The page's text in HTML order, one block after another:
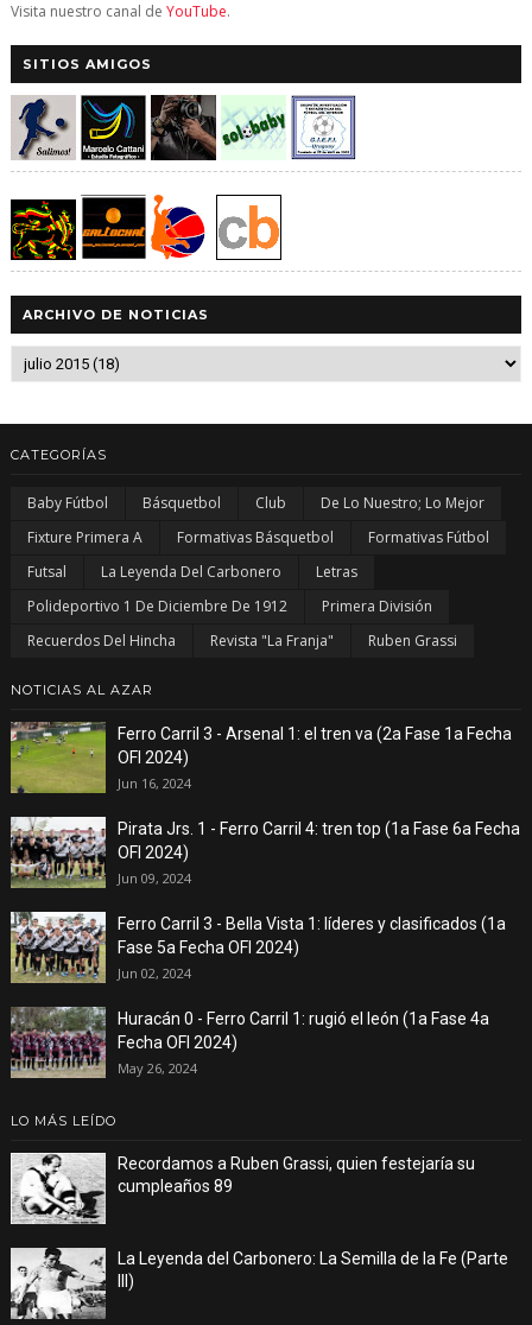
Visita nuestro canal de YouTube.
SITIOS AMIGOS
ARCHIVO DE NOTICIAS
CATEGORÍAS
Baby Fútbol Básquetbol Club
De Lo Nuestro; Lo Mejor
Fixture Primera A
Formativas Básquetbol
Formativas Fútbol
Futsal
La Leyenda Del Carbonero
Letras
Polideportivo 1 De Diciembre De 1912
Primera División
Recuerdos Del Hincha
Revista "La Franja" Ruben Grassi
NOTICIAS AL AZAR
Ferro Carril 3 - Arsenal 1: el tren va (2a Fase 1a Fecha
OFI 2024)
Jun 16, 2024
Pirata Jrs. 1 - Ferro Carril 4: tren top (1a Fase 6a Fecha
OFI 2024)
Jun 09, 2024
Ferro Carril 3 - Bella Vista 1: líderes y clasificados (1a
Fase 5a Fecha OFI 2024)
Jun 02, 2024
Huracán 0 - Ferro Carril 1: rugió el león (1a Fase 4a
Fecha OFI 2024)
May 26, 2024
LO MÁS LEÍDO
Recordamos a Ruben Grassi, quien festejaría su
cumpleaños 89
La Leyenda del Carbonero: La Semilla de la Fe (Parte
III)